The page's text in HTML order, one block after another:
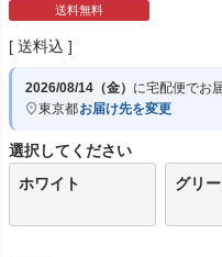
送料無料
送料込
2026/08/14（金） に宅配便でお
東京都お届け先を変更
選択してください
ホワイト
グリ